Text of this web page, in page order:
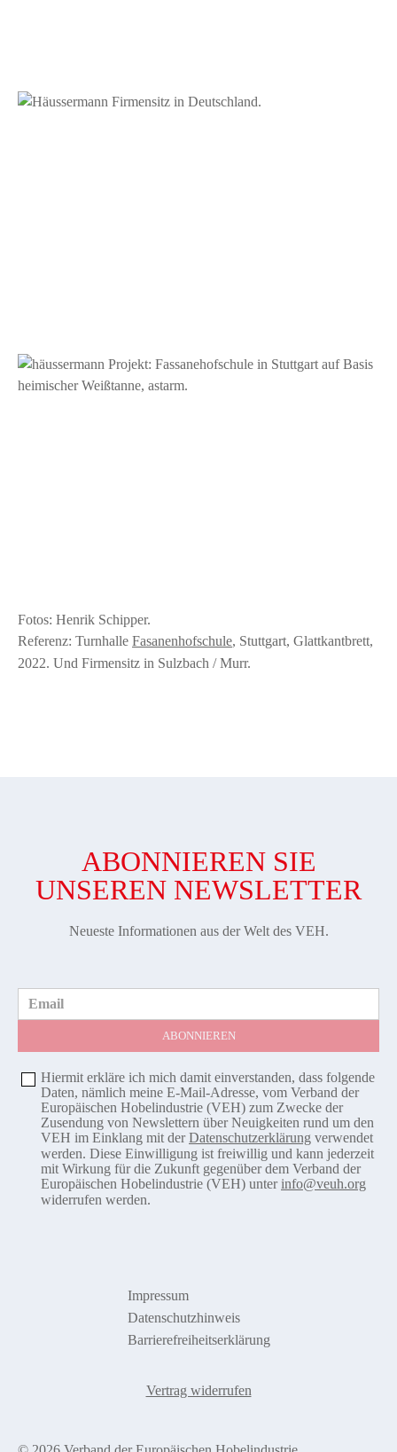
Fotos: Henrik Schipper.
Referenz: Turnhalle Fasanenhofschule, Stuttgart, Glattkantbrett,
2022. Und Firmensitz in Sulzbach / Murr.
ABONNIEREN SIE
UNSEREN NEWSLETTER
Neueste Informationen aus der Welt des VEH.
Email
Hiermit erkläre ich mich damit einverstanden, dass folgende
Daten, nämlich meine E-Mail-Adresse, vom Verband der
Europäischen Hobelindustrie (VEH) zum Zwecke der
Zusendung von Newslettern über Neuigkeiten rund um den
VEH im Einklang mit derDatenschutzerklärung verwendet
werden. Diese Einwilligung ist freiwillig und kann jederzeit
mit Wirkung für die Zukunft gegenüber dem Verband der
Europäischen Hobelindustrie (VEH) unterinfo@veuh.org
widerrufen werden.
Impressum
Datenschutzhinweis
Barrierefreiheitserklärung
Vertrag widerrufen